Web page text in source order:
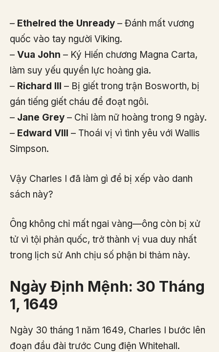
– Ethelred the Unready – Đánh mất vương
quốc vào tay người Viking.
– Vua John – Ký Hiến chương Magna Carta,
làm suy yếu quyền lực hoàng gia.
– Richard III – Bị giết trong trận Bosworth, bị
gán tiếng giết cháu để đoạt ngôi.
– Jane Grey – Chỉ làm nữ hoàng trong 9 ngày.
– Edward VIII – Thoái vị vì tình yêu với Wallis
Simpson.
Vậy Charles I đã làm gì để bị xếp vào danh
sách này?
Ông không chỉ mất ngai vàng—ông còn bị xử
tử vì tội phản quốc, trở thành vị vua duy nhất
trong lịch sử Anh chịu số phận bi thảm này.
Ngày Định Mệnh: 30 Tháng
1, 1649
Ngày 30 tháng 1 năm 1649, Charles I bước lên
đoạn đầu đài trước Cung điện Whitehall.